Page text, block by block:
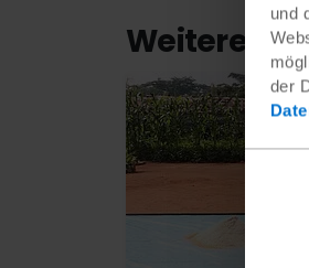
und
der
Weitere
Details